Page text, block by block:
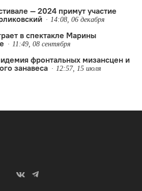
— 2024 примут участие
14:08, 06 декабря
в спектакле Марины
11:49, 08 сентября
фронтальных мизансцен и
занавеса
12:57, 15 июля